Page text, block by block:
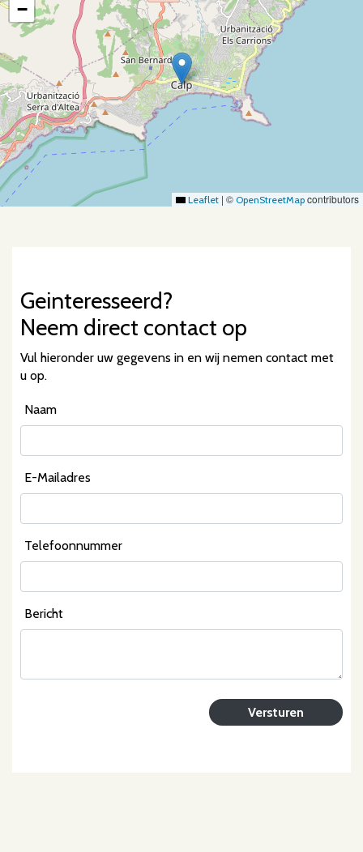
−
Leaflet | © OpenStreetMap contributors
Geinteresseerd?
Neem direct contact op
Vul hieronder uw gegevens in en wij nemen contact met
u op.
Naam
E-Mailadres
Telefoonnummer
Bericht